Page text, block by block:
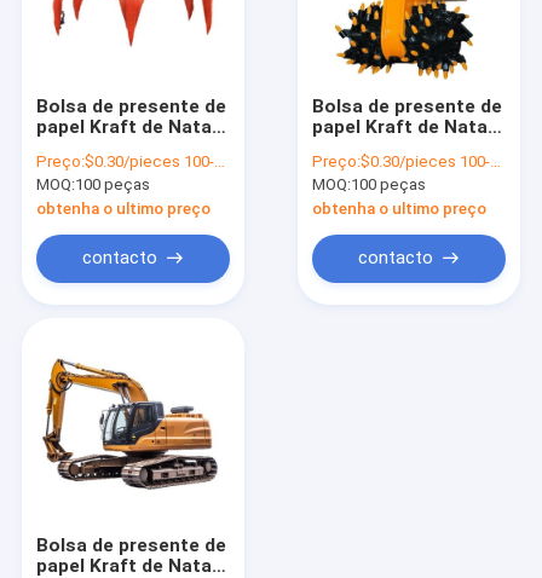
Bolsa de presente de
papel Kraft de Natal
logotipo para a festa
de Natal
Preço:$0.30/pieces 100-1999 pieces
MOQ:100 peças
obtenha o ultimo preço
contacto
Bolsa de presente de
papel Kraft de Natal
logotipo para a festa
de Natal
Preço:$0.30/pieces 100-1999 pieces
MOQ:100 peças
obtenha o ultimo preço
contacto
Bolsa de presente de
papel Kraft de Natal